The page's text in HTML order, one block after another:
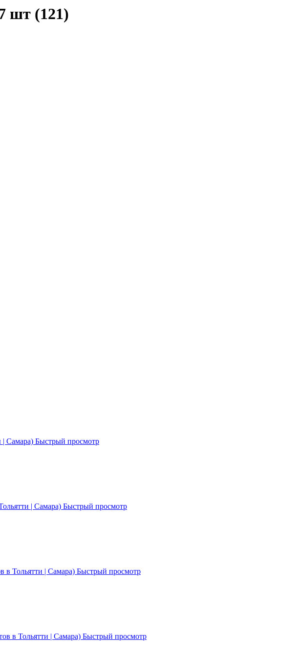
шт (121)
Быстрый просмотр
Быстрый просмотр
Быстрый просмотр
Быстрый просмотр